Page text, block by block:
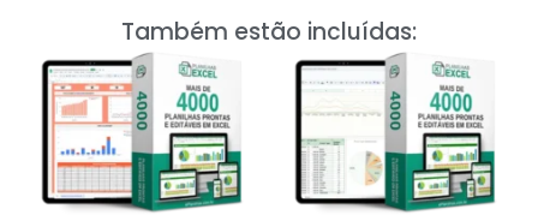
Também estão incluídas: